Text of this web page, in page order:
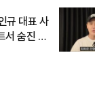
규 대표 사
서 숨진 채